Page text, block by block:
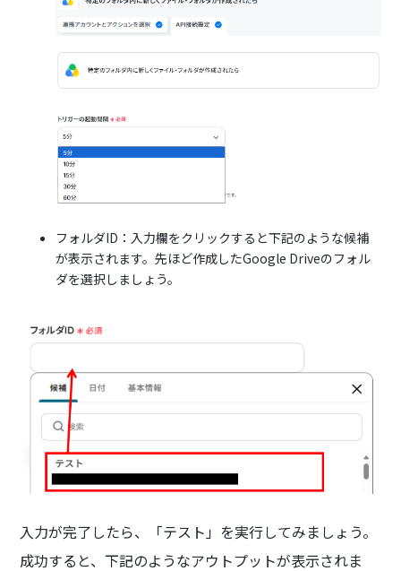
フォルダID：入力欄をクリックすると下記のような候補
が表示されます。先ほど作成したGoogle Driveのフォル
ダを選択しましょう。
入力が完了したら、「テスト」を実行してみましょう。
成功すると、下記のようなアウトプットが表示されま